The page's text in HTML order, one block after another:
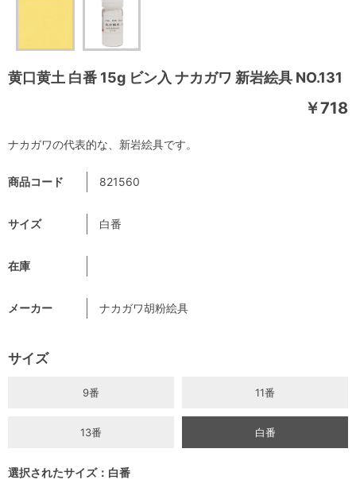
黄口黄土 白番 15g ビン入 ナカガワ 新岩絵具 NO.131
￥718
商品コード 821560
サイズ 白番
在庫
メーカー ナカガワ胡粉絵具
サイズ
9番 11番
13番 白番
選択されたサイズ：白番
ナカガワの代表的な、新岩絵具です。